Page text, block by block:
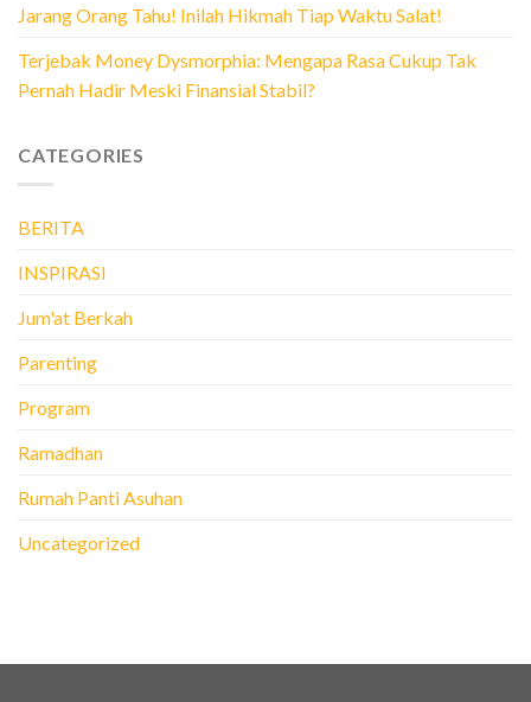
Jarang Orang Tahu! Inilah Hikmah Tiap Waktu Salat!
Terjebak Money Dysmorphia: Mengapa Rasa Cukup Tak
Pernah Hadir Meski Finansial Stabil?
CATEGORIES
BERITA
INSPIRASI
Jum'at Berkah
Parenting
Program
Ramadhan
Rumah Panti Asuhan
Uncategorized